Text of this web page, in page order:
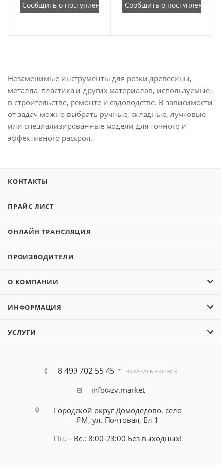
Сообщить о поступлении Сообщить о поступлении
Незаменимые инструменты для резки древесины,
металла, пластика и других материалов, используемые
в строительстве, ремонте и садоводстве. В зависимости
от задач можно выбрать ручные, складные, лучковые
или специализированные модели для точного и
эффективного раскроя.
КОНТАКТЫ
ПРАЙС ЛИСТ
ОНЛАЙН ТРАНСЛЯЦИЯ
ПРОИЗВОДИТЕЛИ
О КОМПАНИИ
ИНФОРМАЦИЯ
УСЛУГИ
8 499 702 55 45 ЗАКАЗАТЬ ЗВОНОК
info@zv.market
Городской округ Домодедово, село
ЯМ, ул. Почтовая, Вл 1
Пн. – Вс.: 8:00-23:00 Без выходных!